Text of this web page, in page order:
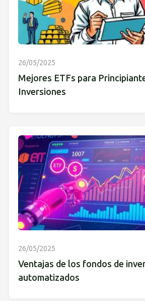
26/05/2025
Mejores ETFs para
Inversiones
26/05/2025
Ventajas de los fondos de
automatizados